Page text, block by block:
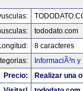
tododato.com
8 caracteres
InformaciÃ³n
Precio:
Realizar una